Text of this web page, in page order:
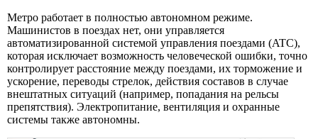
Метро работает в полностью автономном режиме.
Машинистов в поездах нет, они управляется
автоматизированной системой управления поездами (ATC),
которая исключает возможность человеческой ошибки, точно
контролирует расстояние между поездами, их торможение и
ускорение, переводы стрелок, действия составов в случае
внештатных ситуаций (например, попадания на рельсы
препятствия). Электропитание, вентиляция и охранные
системы также автономны.